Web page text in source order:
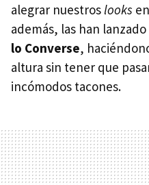
alegrar nuestroslooks
además, las han
lo Converse,
altura sin tener que
incómodos tacones.